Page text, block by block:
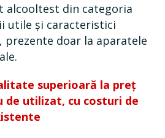
alcooltest din categoria
utile și caracteristici
prezente doar la aparatele
superioară la preț
de utilizat, cu costuri de